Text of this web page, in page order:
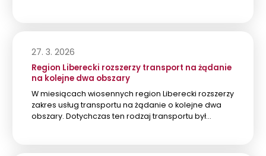
27. 3. 2026
Region Liberecki rozszerzy transport na żądanie
na kolejne dwa obszary
W miesiącach wiosennych region Liberecki rozszerzy
zakres usług transportu na żądanie o kolejne dwa
obszary. Dotychczas ten rodzaj transportu był…